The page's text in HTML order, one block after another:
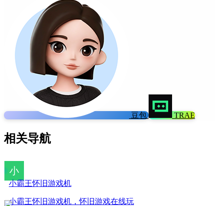
豆包 TRAE
相关导航
小霸王怀旧游戏机
小霸王怀旧游戏机，怀旧游戏在线玩